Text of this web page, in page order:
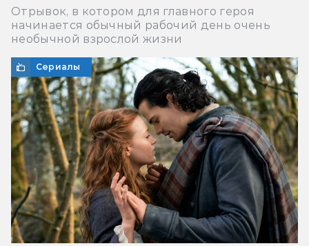
Отрывок, в котором для главного героя
начинается обычный рабочий день очень
необычной взрослой жизни
Сериалы